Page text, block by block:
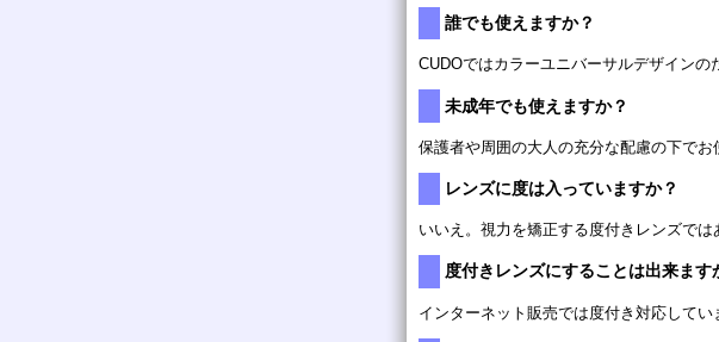
誰でも使えますか？
CUDOではカラーユニバーサルデザインの
未成年でも使えますか？
保護者や周囲の大人の充分な配慮の下でお
レンズに度は入っていますか？
いいえ。視力を矯正する度付きレンズでは
度付きレンズにすることは出来ます
インターネット販売では度付き対応して